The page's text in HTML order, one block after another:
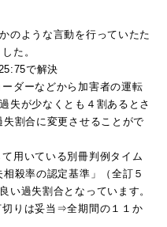
のような言動を行っていたた
た。
で解決
ダーなどから加害者の運転
失が少なくとも４割あるとさ
割合に変更させることがで
用いている別冊判例タイム
殺率の認定基準」（全訂５
い過失割合となっています。
りは妥当⇒全期間の１１か